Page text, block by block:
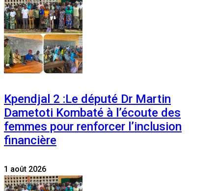
Kpendjal 2 :Le député Dr Martin
Dametoti Kombaté à l’écoute des
femmes pour renforcer l’inclusion
financière
1 août 2026